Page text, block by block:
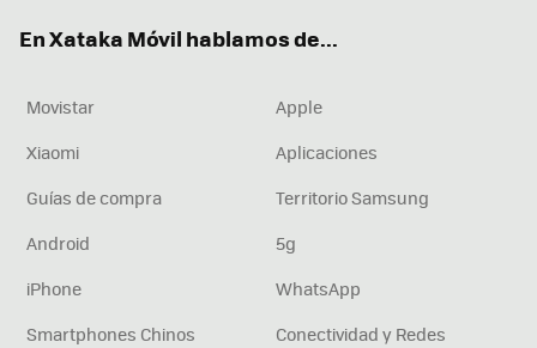
En Xataka Móvil hablamos de...
Movistar
Apple
Xiaomi
Aplicaciones
Guías de compra
Territorio Samsung
Android
5g
iPhone
WhatsApp
Smartphones Chinos
Conectividad y Redes